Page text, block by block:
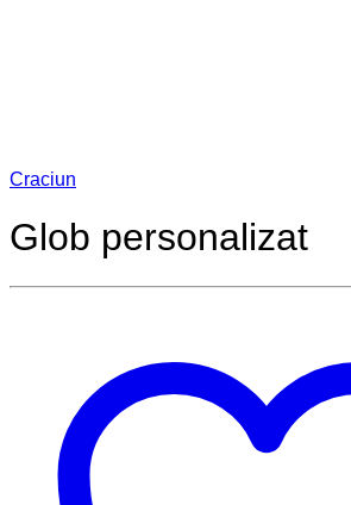
Craciun
Glob personalizat